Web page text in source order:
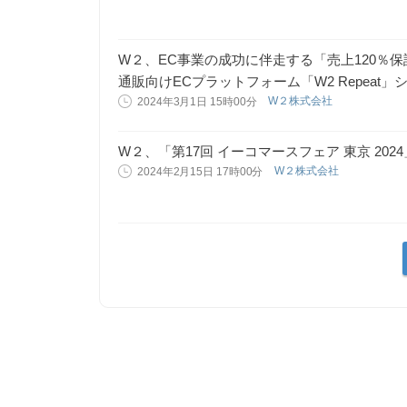
W２、EC事業の成功に伴走する「売上120％
通販向けECプラットフォーム「W2 Repeat」
2024年3月1日 15時00分 W２株式会社
W２、「第17回 イーコマースフェア 東京
2024年2月15日 17時00分 W２株式会社